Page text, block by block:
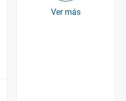
Ver más